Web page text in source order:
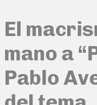
El
mano a
Pablo